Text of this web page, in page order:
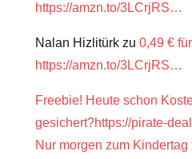
https://amzn.to/3LCrjRS…
Nalan Hizlitürk zu 0,49 €
https://amzn.to/3LCrjRS…
Freebie! Heute schon
gesichert?https://pirate-
Nur morgen zum